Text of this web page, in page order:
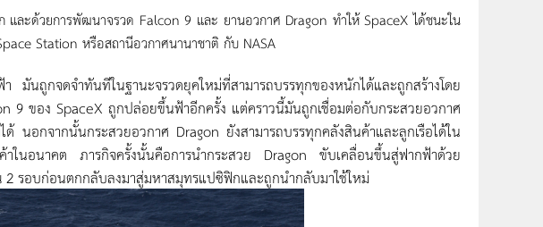
ก และด้วยการพัฒนาจรวด Falcon 9 และ ยานอวกาศ Dragon ทำให้ SpaceX ได้ชนะใน
Station หรือสถานีอวกาศนานาชาติ กับ NASA
ถูกจดจำทันทีในฐานะจรวดยุคใหม่ที่สามารถบรรทุกของหนักได้และถูกสร้างโดย
9 ของ SpaceX ถูกปล่อยขึ้นฟ้าอีกครั้ง แต่คราวนี้มันถูกเชื่อมต่อกับกระสวยอวกาศ
นอกจากนั้นกระสวยอวกาศ Dragon ยังสามารถบรรทุกคลังสินค้าและลูกเรือได้ใน
าในอนาคต ภารกิจครั้งนั้นคือการนำกระสวย Dragon ขับเคลื่อนขึ้นสู่ฟากฟ้าด้วย
รอบก่อนตกกลับลงมาสู่มหาสมุทรแปซิฟิกและถูกนำกลับมาใช้ใหม่